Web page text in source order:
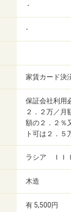
-
-
家賃カード決
保証会社利用
２．２万／月
額の２．２
ト可は２．５
ラシア ＩＩＩ
木造
有 5,500円